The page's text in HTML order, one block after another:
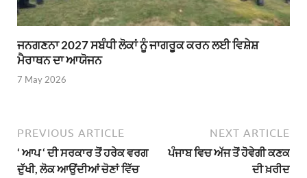
ਜਨਗਣਨਾ 2027 ਸਬੰਧੀ ਲੋਕਾਂ ਨੂੰ ਜਾਗਰੂਕ ਕਰਨ ਲਈ ਵਿਸ਼ੇਸ਼
ਮੈਰਾਥਨ ਦਾ ਆਯੋਜਨ
7 May 2026
PREVIOUS ARTICLE
‘ ਆਪ ‘ ਦੀ ਸਰਕਾਰ ਤੋਂ ਹਰੇਕ ਵਰਗ
ਦੁੱਖੀ, ਲੋਕ ਆਉਂਦੀਆਂ ਚੋਣਾਂ ਵਿੱਚ
NEXT ARTICLE
ਪੰਜਾਬ ਵਿਚ ਅੱਜ ਤੋਂ ਹੋਵੇਗੀ ਕਣਕ
ਦੀ ਖ਼ਰੀਦ